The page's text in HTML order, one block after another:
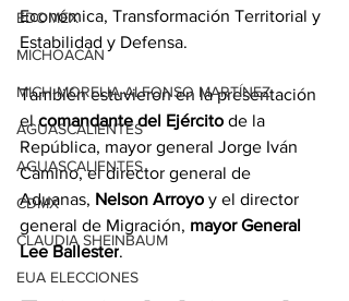
EDOMEX
MICHOACÁN
MICH-MORELIA-ALFONSO MARTÍNEZ
AGUASCALIENTES
AGUASCALIENTES
CDMX
CLAUDIA SHEINBAUM
EUA ELECCIONES
Económica, Transformación Territorial y
Estabilidad y Defensa.
También estuvieron en la presentación
el comandante del Ejército de la
República, mayor general Jorge Iván
Camino, el director general de
Aduanas, Nelson Arroyo y el director
general de Migración, mayor General
Lee Ballester.